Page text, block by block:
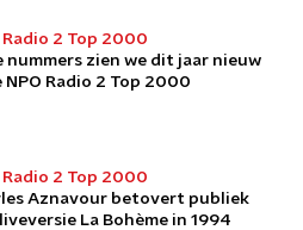
Radio 2 Top 2000
nummers zien we dit jaar nieuw
NPO Radio 2 Top 2000
Radio 2 Top 2000
Aznavour betovert publiek
La Bohème in 1994